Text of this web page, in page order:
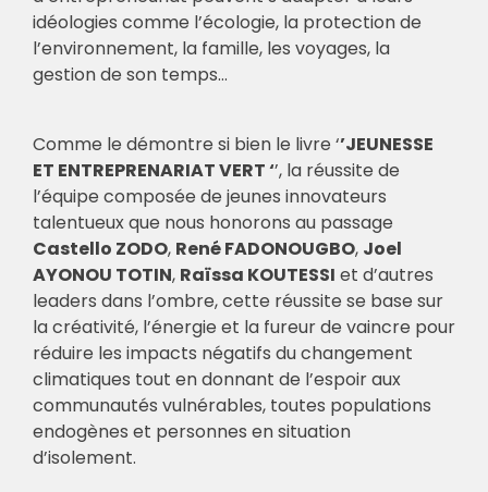
idéologies comme l’écologie, la protection de
l’environnement, la famille, les voyages, la
gestion de son temps…
Comme le démontre si bien le livre ‘’JEUNESSE
ET ENTREPRENARIAT VERT ‘’, la réussite de
l’équipe composée de jeunes innovateurs
talentueux que nous honorons au passage
Castello ZODO, René FADONOUGBO, Joel
AYONOU TOTIN, Raïssa KOUTESSI et d’autres
leaders dans l’ombre, cette réussite se base sur
la créativité, l’énergie et la fureur de vaincre pour
réduire les impacts négatifs du changement
climatiques tout en donnant de l’espoir aux
communautés vulnérables, toutes populations
endogènes et personnes en situation
d’isolement.